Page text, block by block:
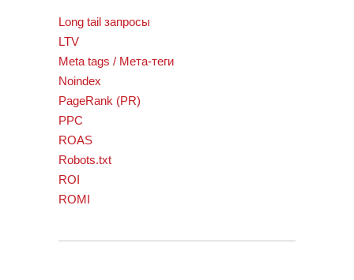
Long tail запросы
LTV
Meta tags / Мета-теги
Noindex
PageRank (PR)
PPC
ROAS
Robots.txt
ROI
ROMI